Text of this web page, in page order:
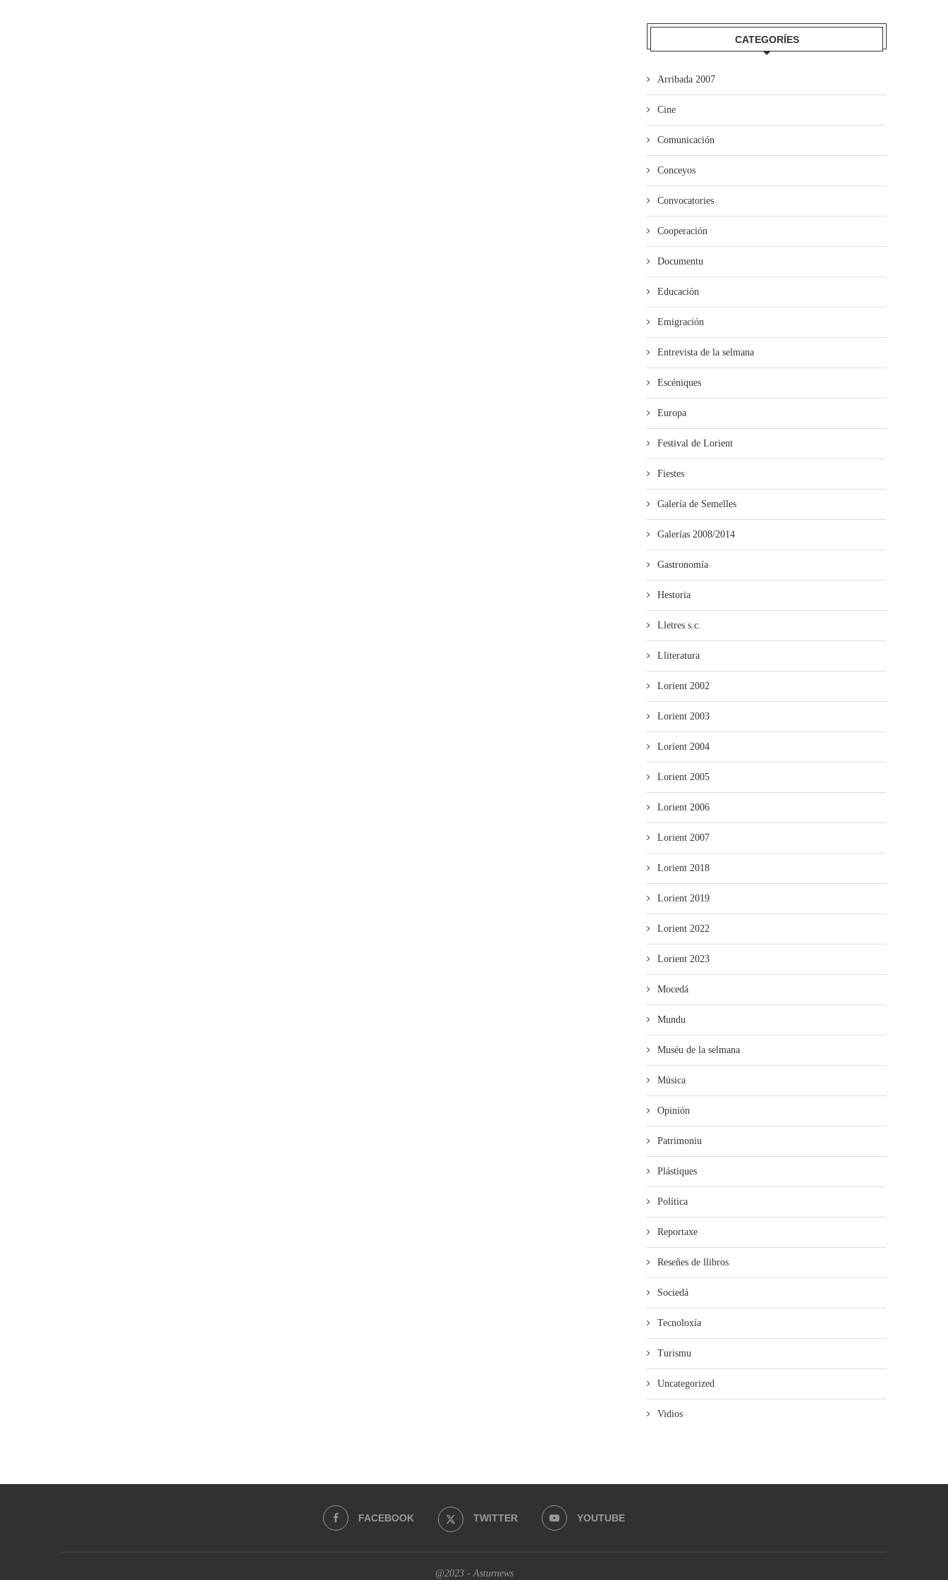
CATEGORÍES
Arribada 2007
Cine
Comunicación
Conceyos
Convocatories
Cooperación
Documentu
Educación
Emigración
Entrevista de la selmana
Escéniques
Europa
Festival de Lorient
Fiestes
Galería de Semelles
Galerías 2008/2014
Gastronomía
Hestoria
Lletres s.c.
Lliteratura
Lorient 2002
Lorient 2003
Lorient 2004
Lorient 2005
Lorient 2006
Lorient 2007
Lorient 2018
Lorient 2019
Lorient 2022
Lorient 2023
Mocedá
Mundu
Muséu de la selmana
Música
Opinión
Patrimoniu
Plástiques
Política
Reportaxe
Reseñes de llibros
Sociedá
Tecnoloxía
Turismu
Uncategorized
Vidios
FACEBOOK TWITTER YOUTUBE
@2023 - Asturnews